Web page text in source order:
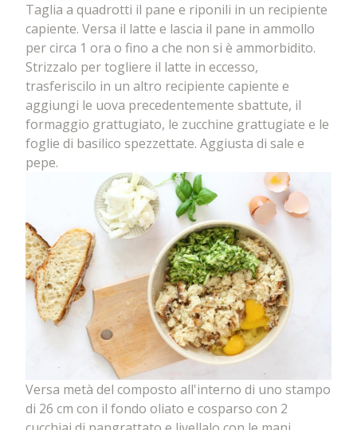
Taglia a quadrotti il pane e riponili in un recipiente
capiente. Versa il latte e lascia il pane in ammollo
per circa 1 ora o fino a che non si è ammorbidito.
Strizzalo per togliere il latte in eccesso,
trasferiscilo in un altro recipiente capiente e
aggiungi le uova precedentemente sbattute, il
formaggio grattugiato, le zucchine grattugiate e le
foglie di basilico spezzettate. Aggiusta di sale e
pepe.
Versa metà del composto all'interno di uno stampo
di 26 cm con il fondo oliato e cosparso con 2